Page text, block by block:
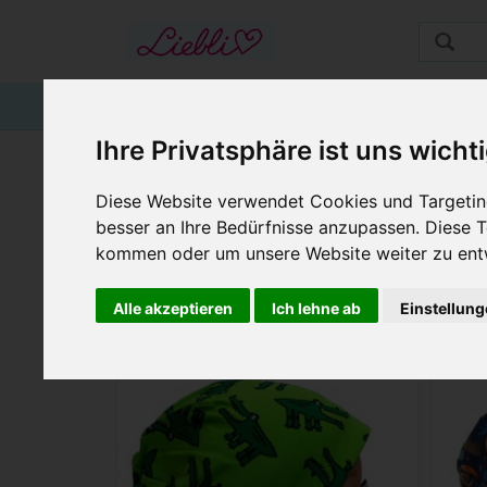
Ihre Privatsphäre ist uns
Diese Website verwendet Cookies und
besser an Ihre Bedürfnisse anzupassen. Diese
kommen oder um unsere Website weiter zu
Alle akzeptieren Ich lehne ab
WINTERMÜTZEN
Warme Kindermützen, Wintermützen,
Krokodil grün
für Kopfgrößen 38-56 cm